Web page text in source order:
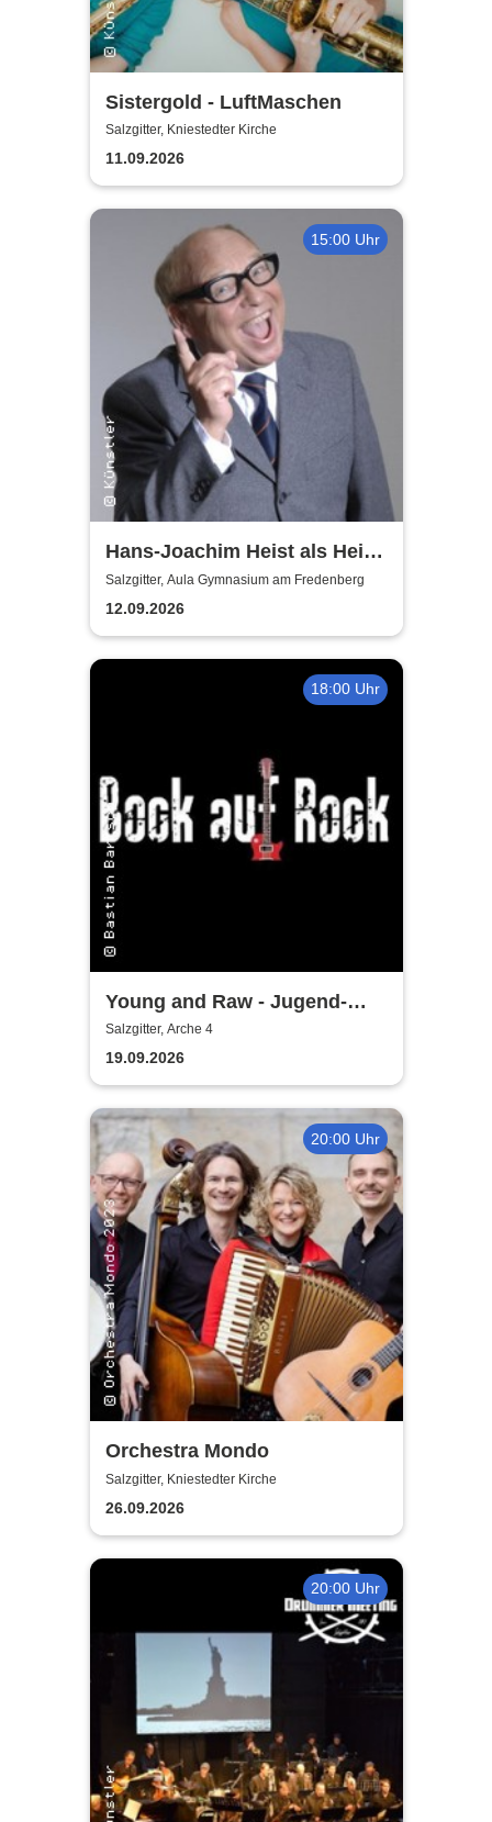
Sistergold - LuftMaschen
Salzgitter, Kniestedter Kirche
11.09.2026
15:00 Uhr
Hans-Joachim Heist als Heinz
Erhard - Noch'n Gedicht
Salzgitter, Aula Gymnasium am Fredenberg
12.09.2026
18:00 Uhr
Young and Raw - Jugend-
Konzert
Salzgitter, Arche 4
19.09.2026
20:00 Uhr
Orchestra Mondo
Salzgitter, Kniestedter Kirche
26.09.2026
20:00 Uhr